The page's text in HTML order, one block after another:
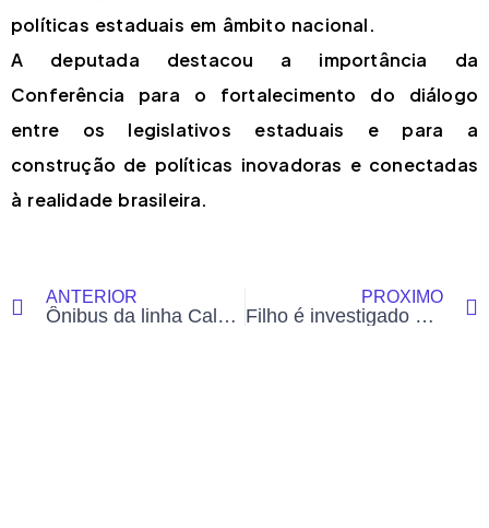
políticas estaduais em âmbito nacional.
A deputada destacou a importância da
Conferência para o fortalecimento do diálogo
entre os legislativos estaduais e para a
construção de políticas inovadoras e conectadas
à realidade brasileira.
ANTERIOR
Ônibus da linha Calafate quebra mais uma vez e moradores denunciam falhas constantes no transporte
PRÓXIMO
Filho é investigado por tramar morte do próprio pai para receber herança